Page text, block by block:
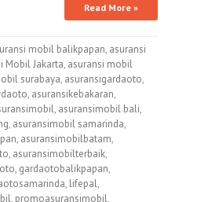
Read More »
mobil balikpapan, asuransi
Mobil Jakarta, asuransi mobil
surabaya, asuransigardaoto,
, asuransikebakaran,
, asuransimobil bali,
, asuransimobil samarinda,
, asuransimobilbatam,
, asuransimobilterbaik,
, gardaotobalikpapan,
, lifepal,
, promoasuransimobil,